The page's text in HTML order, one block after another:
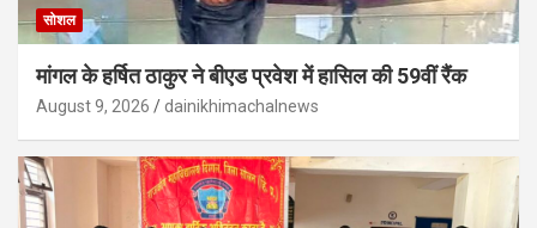
सोशल
मांगल के हर्षित ठाकुर ने बीएड प्रवेश में हासिल की 59वीं रैंक
August 9, 2026 dainikhimachalnews